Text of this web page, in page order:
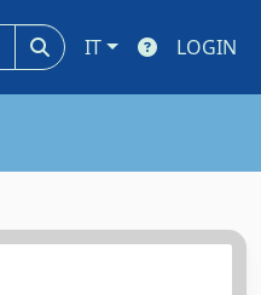
IT LOGIN